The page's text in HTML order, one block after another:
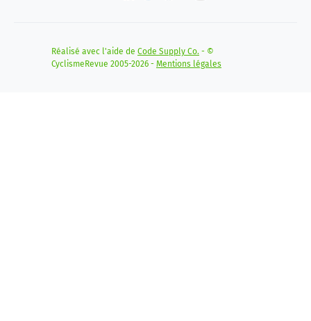
Réalisé avec l'aide de Code Supply Co. - ©
CyclismeRevue 2005-2026 - Mentions légales